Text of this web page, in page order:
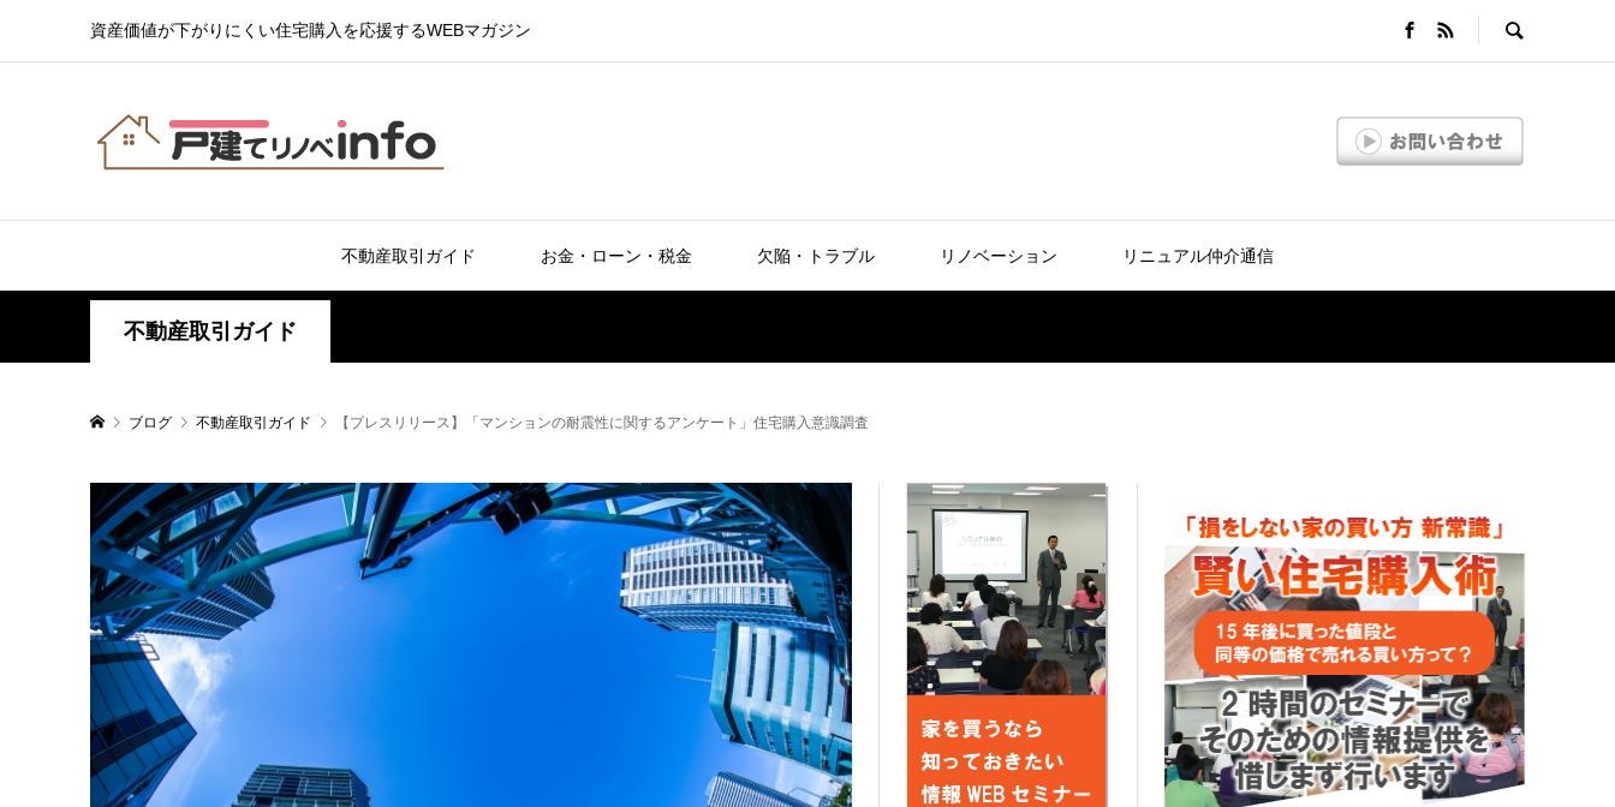
資産価値が下がりにくい住宅購入を応援するWEBマガジン
不動産取引ガイド お金・ローン・税金 欠陥・トラブル リノベーション リニュアル仲介通信
不動産取引ガイド
ブログ 不動産取引ガイド 【プレスリリース】「マンションの耐震性に関するアンケート」住宅購入意識調査